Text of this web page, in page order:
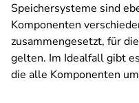
Speichersysteme sind
Komponenten
zusammengesetzt, für
gelten. Im Idealfall gibt
die alle Komponenten